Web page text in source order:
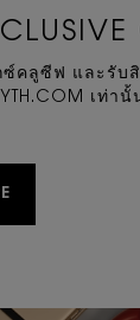
คลูซีฟ และรับ
เท่